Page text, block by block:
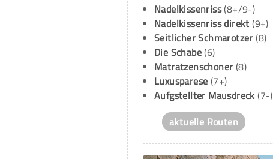
Nadelkissenriss(8+/9-)
Nadelkissenriss direkt (9+)
Seitlicher Schmarotzer (8)
Die Schabe(6)
Matratzenschoner (8)
Luxusparese (7+)
Aufgstellter Mausdreck (7-)
aktuelle Routen